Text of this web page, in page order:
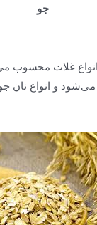
جو
و انواع نان